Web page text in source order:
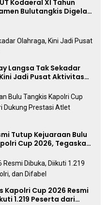
Kodaeral XI Tahun
Bulutangkis Digelar
Langsa Tak Sekadar
Jadi Pusat Aktivitas
Tutup Kejuaraan Bulu
Cup 2026, Tegaskan
Kapolri Cup 2026 Resmi
1.219 Peserta dari